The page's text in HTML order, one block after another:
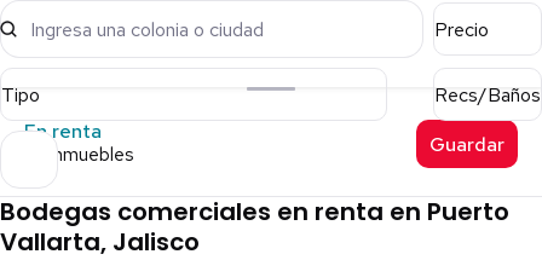
Ingresa una colonia o ciudad Precio
Tipo
Recs/Baños
En renta
38 inmuebles Guardar
Bodegas comerciales en renta en Puerto
Vallarta, Jalisco